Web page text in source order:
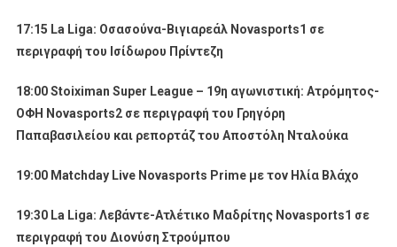
17:15 La Liga: Οσασούνα-Βιγιαρεάλ Novasports1 σε
περιγραφή του Ισίδωρου Πρίντεζη
18:00Stoiximan Super League– 19η αγωνιστική: Ατρόμητος-
ΟΦΗ Novasports2 σε περιγραφή του Γρηγόρη
Παπαβασιλείου και ρεπορτάζ του Αποστόλη Νταλούκα
19:00 Matchday Live Novasports Prime μετον Ηλία Βλάχο
19:30 La Liga: Λεβάντε-Ατλέτικο Μαδρίτης Novasports1 σε
περιγραφή του Διονύση Στρούμπου